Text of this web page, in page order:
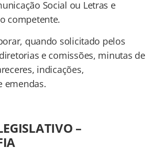
Social ou Letras e
competente.
quando solicitado pelos
e comissões, minutas de
indicações,
emendas.
–